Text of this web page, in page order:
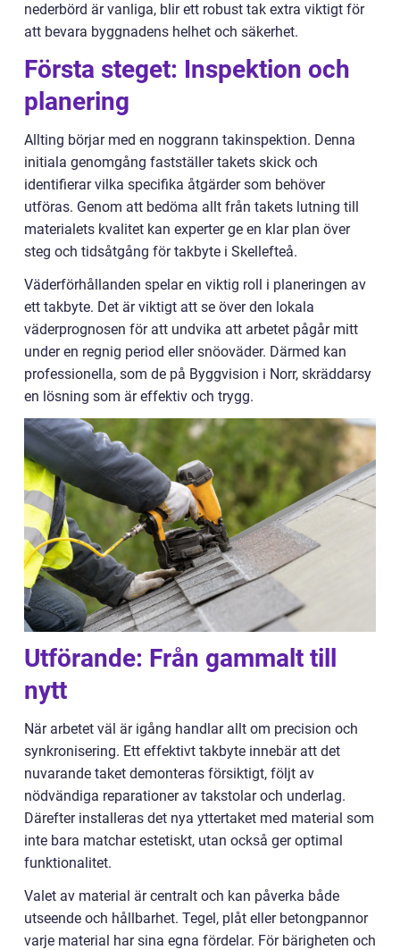
nederbörd är vanliga, blir ett robust tak extra viktigt för
att bevara byggnadens helhet och säkerhet.
Första steget: Inspektion och
planering
Allting börjar med en noggrann takinspektion. Denna
initiala genomgång fastställer takets skick och
identifierar vilka specifika åtgärder som behöver
utföras. Genom att bedöma allt från takets lutning till
materialets kvalitet kan experter ge en klar plan över
steg och tidsåtgång för takbyte i Skellefteå.
Väderförhållanden spelar en viktig roll i planeringen av
ett takbyte. Det är viktigt att se över den lokala
väderprognosen för att undvika att arbetet pågår mitt
under en regnig period eller snöoväder. Därmed kan
professionella, som de på Byggvision i Norr, skräddarsy
en lösning som är effektiv och trygg.
Utförande: Från gammalt till
nytt
När arbetet väl är igång handlar allt om precision och
synkronisering. Ett effektivt takbyte innebär att det
nuvarande taket demonteras försiktigt, följt av
nödvändiga reparationer av takstolar och underlag.
Därefter installeras det nya yttertaket med material som
inte bara matchar estetiskt, utan också ger optimal
funktionalitet.
Valet av material är centralt och kan påverka både
utseende och hållbarhet. Tegel, plåt eller betongpannor
varje material har sina egna fördelar. För bärigheten och